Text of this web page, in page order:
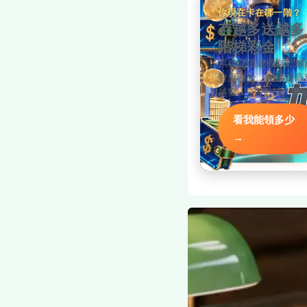
你現在卡在哪一階？
存越多送越
階梯彩金
累積儲值達標自動解
對應彩金，階梯越高
越狠。
看我能領多少
→